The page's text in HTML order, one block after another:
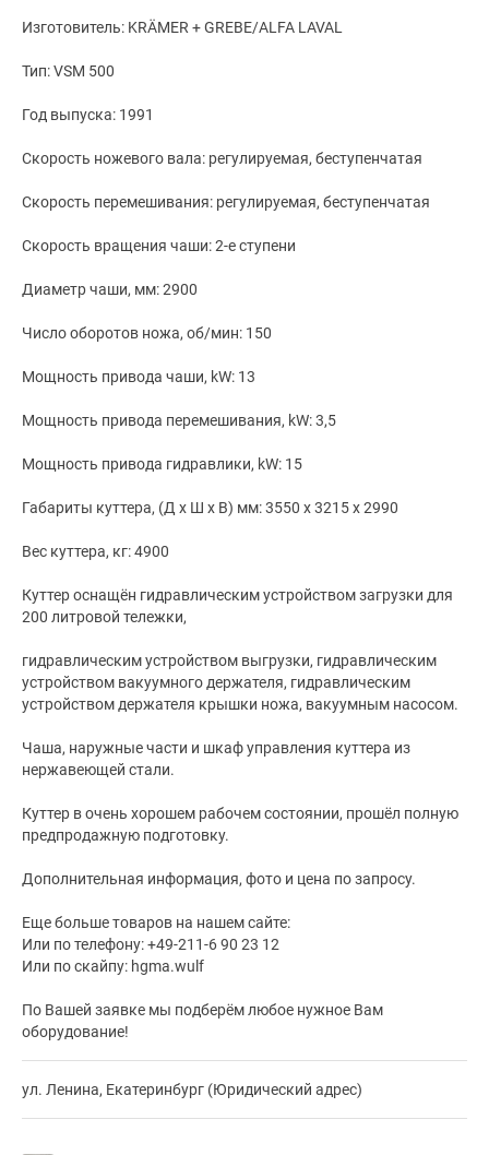
Изготовитель: KRÄMER + GREBE/ALFA LAVAL
Тип: VSM 500
Год выпуска: 1991
Скорость ножевого вала: регулируемая, беступенчатая
Скорость перемешивания: регулируемая, беступенчатая
Скорость вращения чаши: 2-е ступени
Диаметр чаши, мм: 2900
Число оборотов ножа, об/мин: 150
Мощность привода чаши, kW: 13
Мощность привода перемешивания, kW: 3,5
Мощность привода гидравлики, kW: 15
Габариты куттера, (Д х Ш х В) мм: 3550 х 3215 х 2990
Вес куттера, кг: 4900
Куттер оснащён гидравлическим устройством загрузки для
200 литровой тележки,
гидравлическим устройством выгрузки, гидравлическим
устройством вакуумного держателя, гидравлическим
устройством держателя крышки ножа, вакуумным насосом.
Чаша, наружные части и шкаф управления куттера из
нержавеющей стали.
Куттер в очень хорошем рабочем состоянии, прошёл полную
предпродажную подготовку.
Дополнительная информация, фото и цена по запросу.
Еще больше товаров на нашем сайте:
Или по телефону: +49-211-6 90 23 12
Или по скайпу: hgma.wulf
По Вашей заявке мы подберём любое нужное Вам
оборудование!
ул. Ленина, Екатеринбург (Юридический адрес)